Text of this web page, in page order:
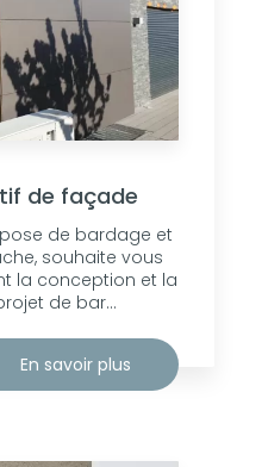
de façade
pose de bardage et
souhaite vous
la conception et la
de bar...
En savoir plus